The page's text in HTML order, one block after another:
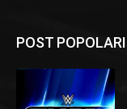
POST POPOLARI